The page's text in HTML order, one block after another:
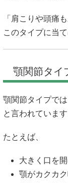
「肩こりや頭痛
このタイプに当
顎関節タイ
顎関節タイプで
と言われています
たとえば、
大きく口を
顎がカクカ